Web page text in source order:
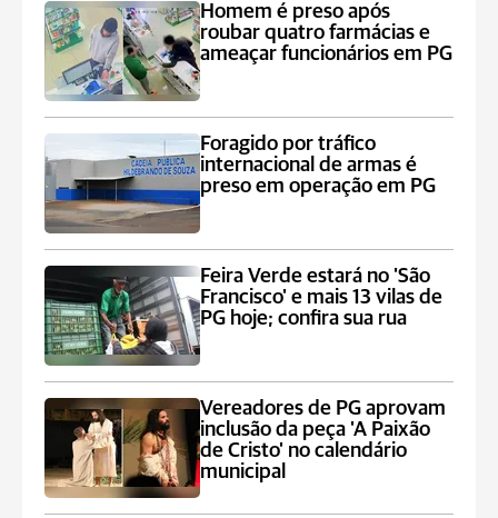
Homem é preso após
roubar quatro farmácias e
ameaçar funcionários em PG
Foragido por tráfico
internacional de armas é
preso em operação em PG
Feira Verde estará no 'São
Francisco' e mais 13 vilas de
PG hoje; confira sua rua
Vereadores de PG aprovam
inclusão da peça 'A Paixão
de Cristo' no calendário
municipal